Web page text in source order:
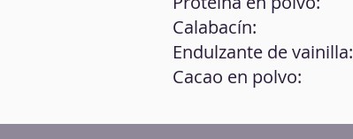
Calabacín:
Endulzante de vainilla:
Cacao en polvo: